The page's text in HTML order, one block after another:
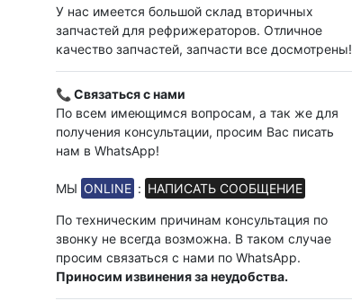
У нас имеется большой склад вторичных
запчастей для рефрижераторов. Отличное
качество запчастей, запчасти все досмотрены!
📞 Связаться с нами
По всем имеющимся вопросам, а так же для
получения консультации, просим Вас писать
нам в WhatsApp!
МЫ ONLINE : НАПИСАТЬ СООБЩЕНИЕ
По техническим причинам консультация по
звонку не всегда возможна. В таком случае
просим связаться с нами по WhatsApp.
Приносим извинения за неудобства.